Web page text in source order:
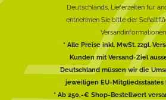
Deutschlands, Lieferzeiten für
entnehmen Sie bitte der
Versandinformationen
* Alle Preise inkl. MwSt. zzgl.
Kunden mit Versand-Ziel
Deutschland müssen wir die
jeweiligen EU-Mitgliedsstaates
* Ab 250,-€ Shop-Bestellwert